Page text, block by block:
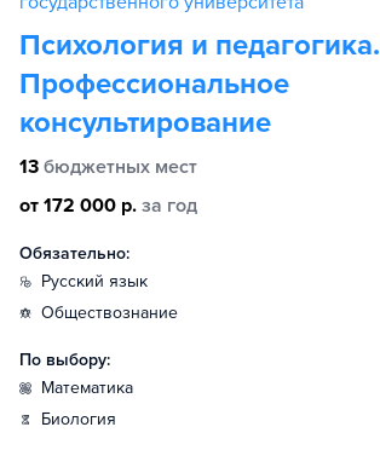
Психология и педагогика.
Профессиональное
консультирование
13 бюджетных мест
от 172 000 р. за год
Обязательно:
русский язык
обществознание
По выбору:
математика
биология